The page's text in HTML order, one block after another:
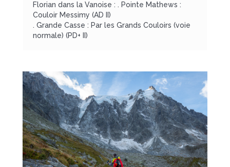
Florian dans la Vanoise : . Pointe Mathews :
Couloir Messimy (AD II)
. Grande Casse : Par les Grands Couloirs (voie
normale) (PD+ II)